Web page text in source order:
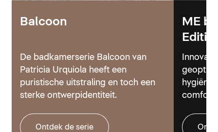
Balcoon
De badkamerserie Balcoon van
Patricia Urquiola heeft een
puristische uitstraling en toch een
sterke ontwerpidentiteit.
Ontdek de serie
ME
comfort.